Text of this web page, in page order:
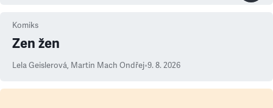
Komiks
Zen žen
Lela Geislerová, Martin Mach Ondřej•9. 8. 2026